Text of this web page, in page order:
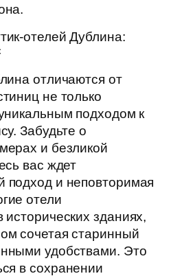
отелей Дублина:
отличаются от
не только
подходом к
Забудьте о
и безликой
вас ждет
подход и неповторимая
отели
исторических зданиях,
сочетая старинный
удобствами. Это
в сохранении